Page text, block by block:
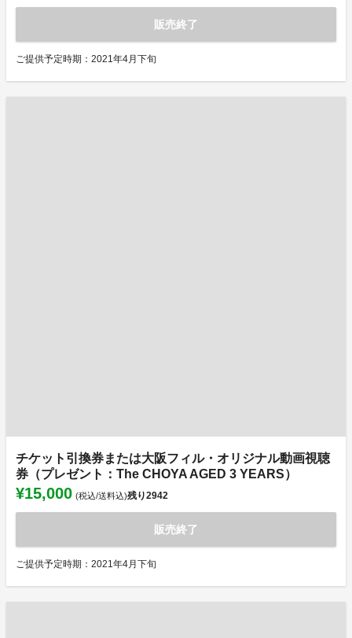
販売終了
ご提供予定時期：2021年4月下旬
チケット引換券または大阪フィル・オリジナル動画視聴
券（プレゼント：The CHOYA AGED 3 YEARS）
¥15,000 (税込/送料込)残り2942
販売終了
ご提供予定時期：2021年4月下旬